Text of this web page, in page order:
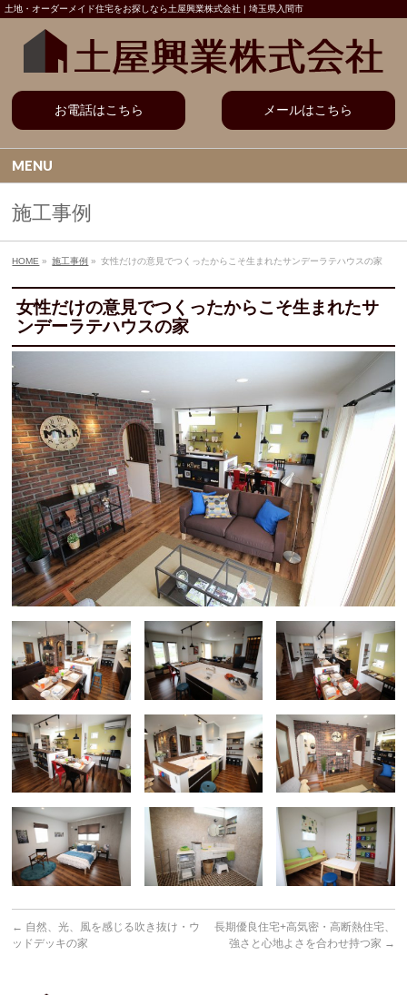
土地・オーダーメイド住宅をお探しなら土屋興業株式会社 | 埼玉県入間市
お電話はこちら メールはこちら
MENU
施工事例
HOME » 施工事例 » 女性だけの意見でつくったからこそ生まれたサンデーラテハウスの家
女性だけの意見でつくったからこそ生まれたサ
ンデーラテハウスの家
← 自然、光、風を感じる吹き抜け・ウ
ッドデッキの家
長期優良住宅+高気密・高断熱住宅、
強さと心地よさを合わせ持つ家 →